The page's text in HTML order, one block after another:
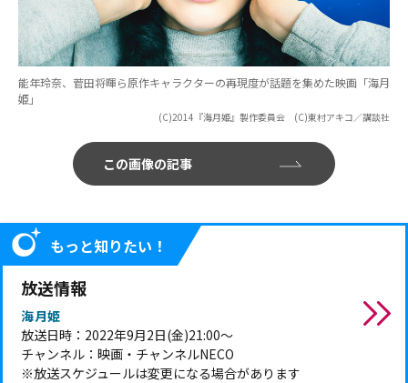
能年玲奈、菅田将暉ら原作キャラクターの再現度が話題を集めた映画「海月
姫」
(C)2014『海月姫』製作委員会 (C)東村アキコ／講談社
この画像の記事
もっと知りたい！
放送情報
海月姫
放送日時：2022年9月2日(金)21:00～
チャンネル：映画・チャンネルNECO
※放送スケジュールは変更になる場合があります